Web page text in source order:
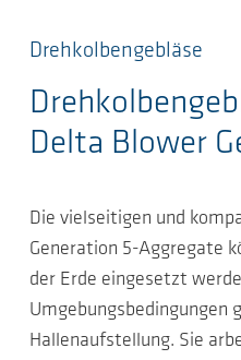
Drehkolbengebläse
Delta Blower
Die vielseitigen und
Generation 5-Aggregate
der Erde eingesetzt
Umgebungsbedingungen
Hallenaufstellung. Sie